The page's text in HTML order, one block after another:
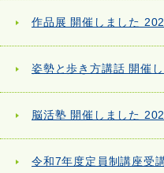
作品展 開催しました
姿勢と歩き方講話 開催
脳活塾 開催しました
令和7年度定員制講座